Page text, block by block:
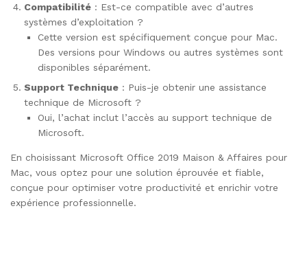
Compatibilité : Est-ce compatible avec d’autres
systèmes d’exploitation ?
Cette version est spécifiquement conçue pour Mac.
Des versions pour Windows ou autres systèmes sont
disponibles séparément.
Support Technique : Puis-je obtenir une assistance
technique de Microsoft ?
Oui, l’achat inclut l’accès au support technique de
Microsoft.
En choisissant Microsoft Office 2019 Maison & Affaires pour
Mac, vous optez pour une solution éprouvée et fiable,
conçue pour optimiser votre productivité et enrichir votre
expérience professionnelle.